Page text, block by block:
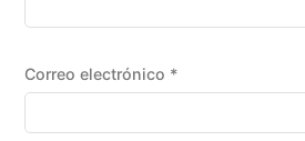
Correo electrónico *